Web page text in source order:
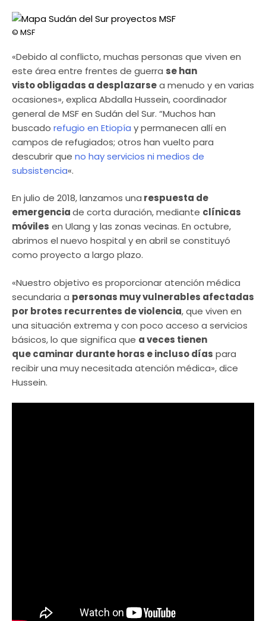
© MSF
«Debido al conflicto, muchas personas que viven en
este área entre frentes de guerra se han
visto obligadas a desplazarsea menudo y en varias
ocasiones», explica Abdalla Hussein, coordinador
general de MSF en Sudán del Sur. “Muchos han
buscado refugio en Etiopía y permanecen allí en
campos de refugiados; otros han vuelto para
descubrir que no hay servicios ni medios de
subsistencia«.
En julio de 2018, lanzamos una respuesta de
emergenciade corta duración, mediante clínicas
móviles en Ulang y las zonas vecinas. En octubre,
abrimos el nuevo hospital y en abril se constituyó
como proyecto a largo plazo.
«Nuestro objetivo es proporcionar atención médica
secundaria a personas muy vulnerables afectadas
por brotes recurrentes de violencia, que viven en
una situación extrema y con poco acceso a servicios
básicos, lo que significa que a veces tienen
que caminar durante horas e incluso días para
recibir una muy necesitada atención médica», dice
Hussein.